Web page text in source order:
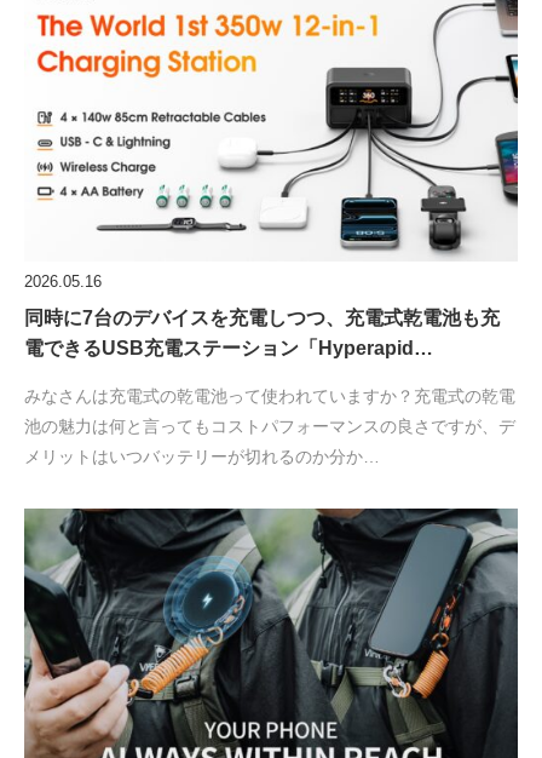
2026.05.16
同時に7台のデバイスを充電しつつ、充電式乾電池も充
電できるUSB充電ステーション「Hyperapid…
みなさんは充電式の乾電池って使われていますか？充電式の乾電
池の魅力は何と言ってもコストパフォーマンスの良さですが、デ
メリットはいつバッテリーが切れるのか分か…